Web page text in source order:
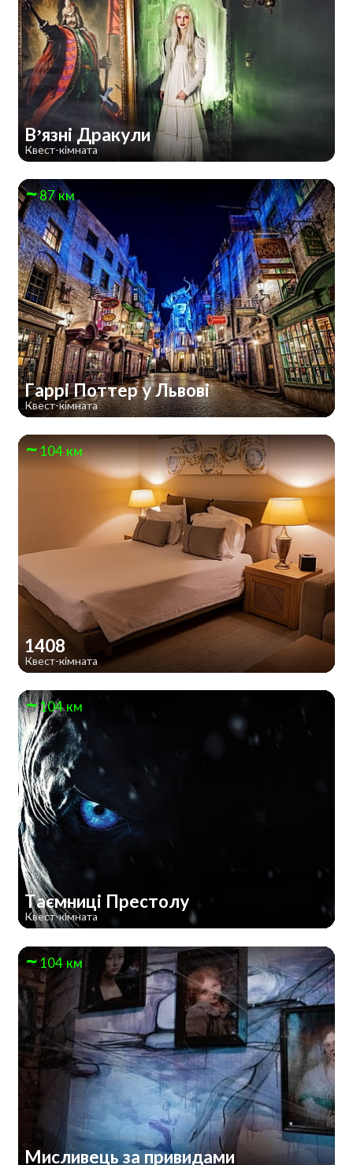
В’язні Дракули
Квест-кімната
87 км
Гаррі Поттер у Львові
Квест-кімната
104 км
1408
Квест-кімната
104 км
Таємниці Престолу
Квест-кімната
104 км
Мисливець за привидами